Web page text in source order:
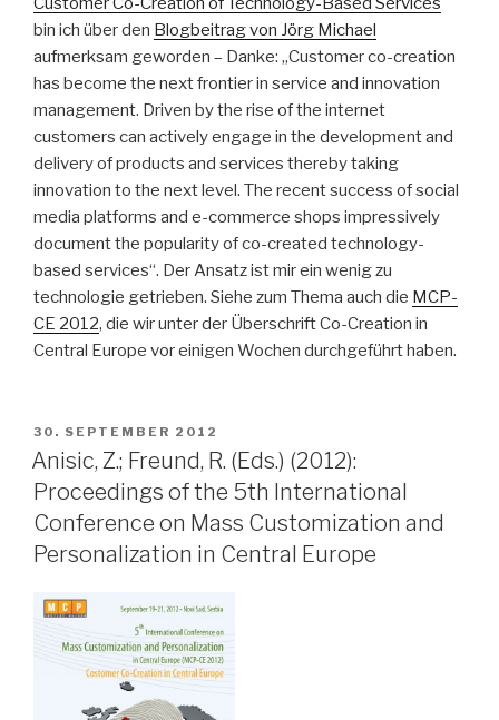
bin ich über den Blogbeitrag von Jörg Michael
aufmerksam geworden – Danke: „Customer co-creation
has become the next frontier in service and innovation
management. Driven by the rise of the internet
customers can actively engage in the development and
delivery of products and services thereby taking
innovation to the next level. The recent success of social
media platforms and e-commerce shops impressively
document the popularity of co-created technology-
based services“. Der Ansatz ist mir ein wenig zu
technologie getrieben. Siehe zum Thema auch die MCP-
CE 2012, die wir unter der Überschrift Co-Creation in
Central Europe vor einigen Wochen durchgeführt haben.
VERÖFFENTLICHT
AM
30. SEPTEMBER 2012
Anisic, Z.; Freund, R. (Eds.) (2012):
Proceedings of the 5th International
Conference on Mass Customization and
Personalization in Central Europe